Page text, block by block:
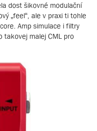
dost šikovné modulační
„feel“, ale v praxi ti tohle
Amp simulace i filtry
takovej malej CML pro